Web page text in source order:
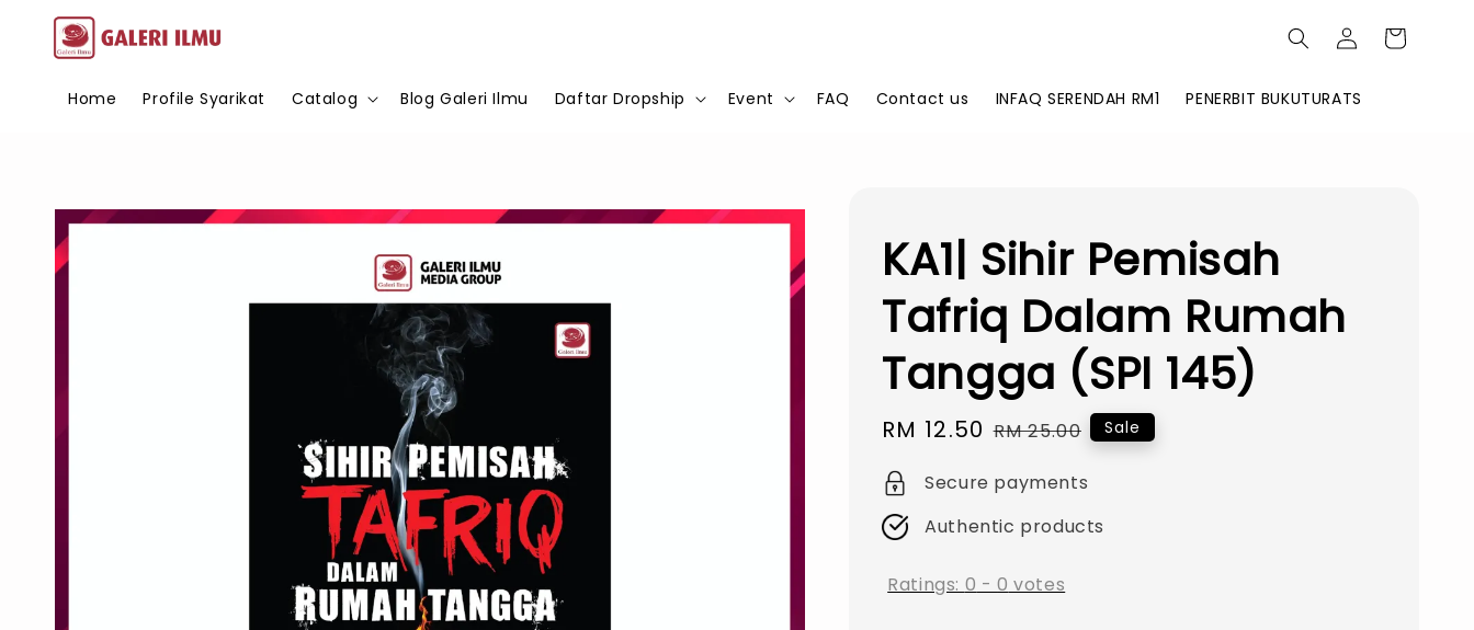
Home Profile Syarikat Catalog Blog Galeri Ilmu Daftar Dropship Event FAQ Contact us INFAQ SERENDAH RM1 PENERBIT BUKUTURATS
KA1| Sihir Pemisah
Tafriq Dalam Rumah
Tangga (SPI 145)
Sale
price
RM 12.50 Regular
RM 25.00 Sale
Secure payments
Authentic products
Ratings: 0 -0 votes